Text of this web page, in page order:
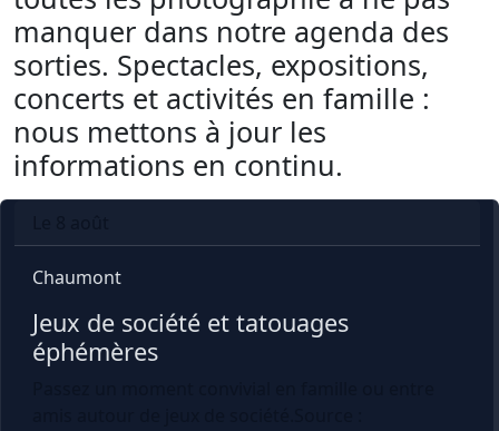
manquer dans notre agenda des
sorties. Spectacles, expositions,
concerts et activités en famille :
nous mettons à jour les
informations en continu.
Chaumont
Jeux de société et tatouages
éphémères